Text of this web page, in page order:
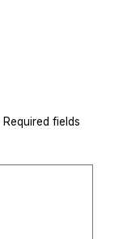
Required fields